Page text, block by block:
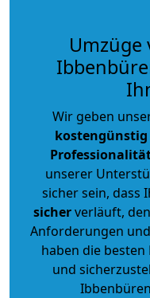
Umzüge
Wir geben
kostengünstig
unserer
sicher sein, dass
sicherverläuft,
Anforderungen
haben die
und